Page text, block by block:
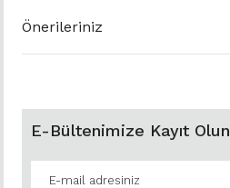
Önerileriniz
E-Bültenimize Kayıt Olun